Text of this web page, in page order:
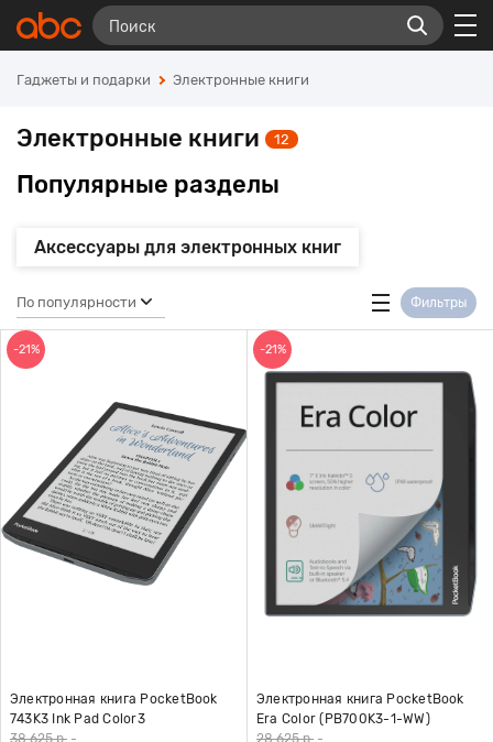
Гаджеты и подарки Электронные книги
Электронные книги 12
Популярные разделы
Аксессуары для электронных книг
По популярности Фильтры
-21%
Электронная книга PocketBook
743K3 Ink Pad Color3
38 625 р. -
-21%
Электронная книга PocketBook
Era Color (PB700K3-1-WW)
28 625 р. -